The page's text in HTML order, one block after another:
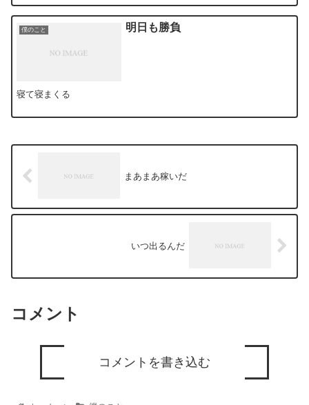
僕のこと 明日も勝負
寝て寝まくる
まあまあ稼いだ
いつ出るんだ
コメント
コメントを書き込む